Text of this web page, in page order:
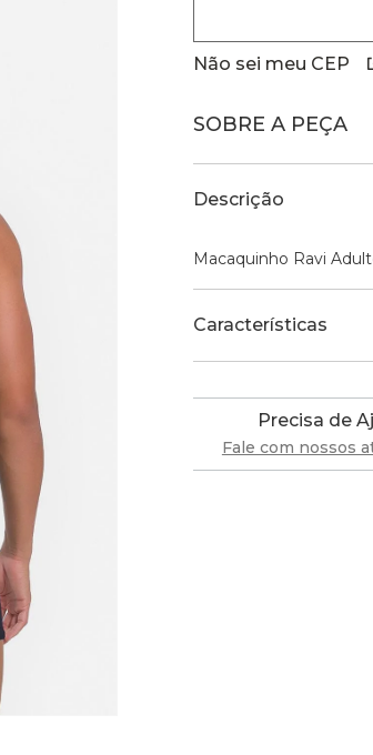
Não sei meu CEP
SOBRE A PEÇA
Descrição
Macaquinho Ravi
Características
Precisa de
Fale com nossos